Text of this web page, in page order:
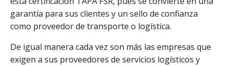
garantía para sus clientes y un sello de confianza
como proveedor de transporte o logística.
De igual manera cada vez son más las empresas que
exigen a sus proveedores de servicios logísticos y